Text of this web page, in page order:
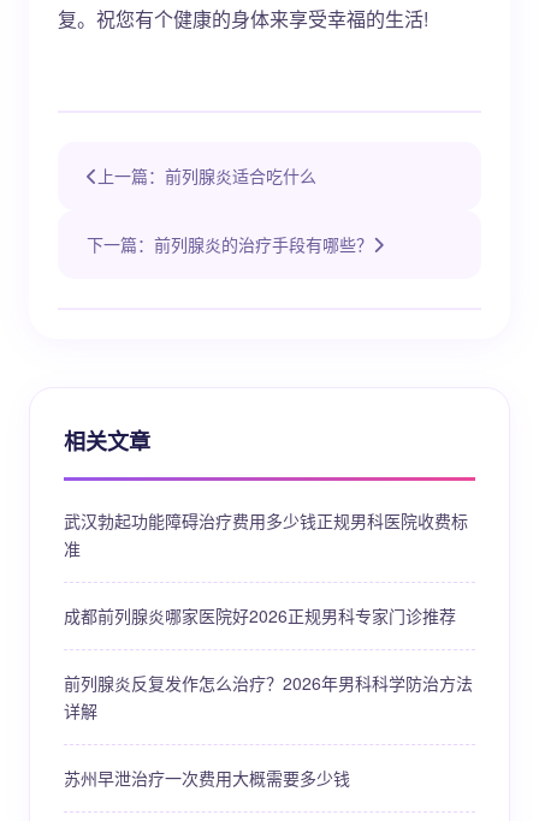
复。祝您有个健康的身体来享受幸福的生活!
上一篇：前列腺炎适合吃什么
下一篇：前列腺炎的治疗手段有哪些？
相关文章
武汉勃起功能障碍治疗费用多少钱正规男科医院收费标
准
成都前列腺炎哪家医院好2026正规男科专家门诊推荐
前列腺炎反复发作怎么治疗？2026年男科科学防治方法
详解
苏州早泄治疗一次费用大概需要多少钱